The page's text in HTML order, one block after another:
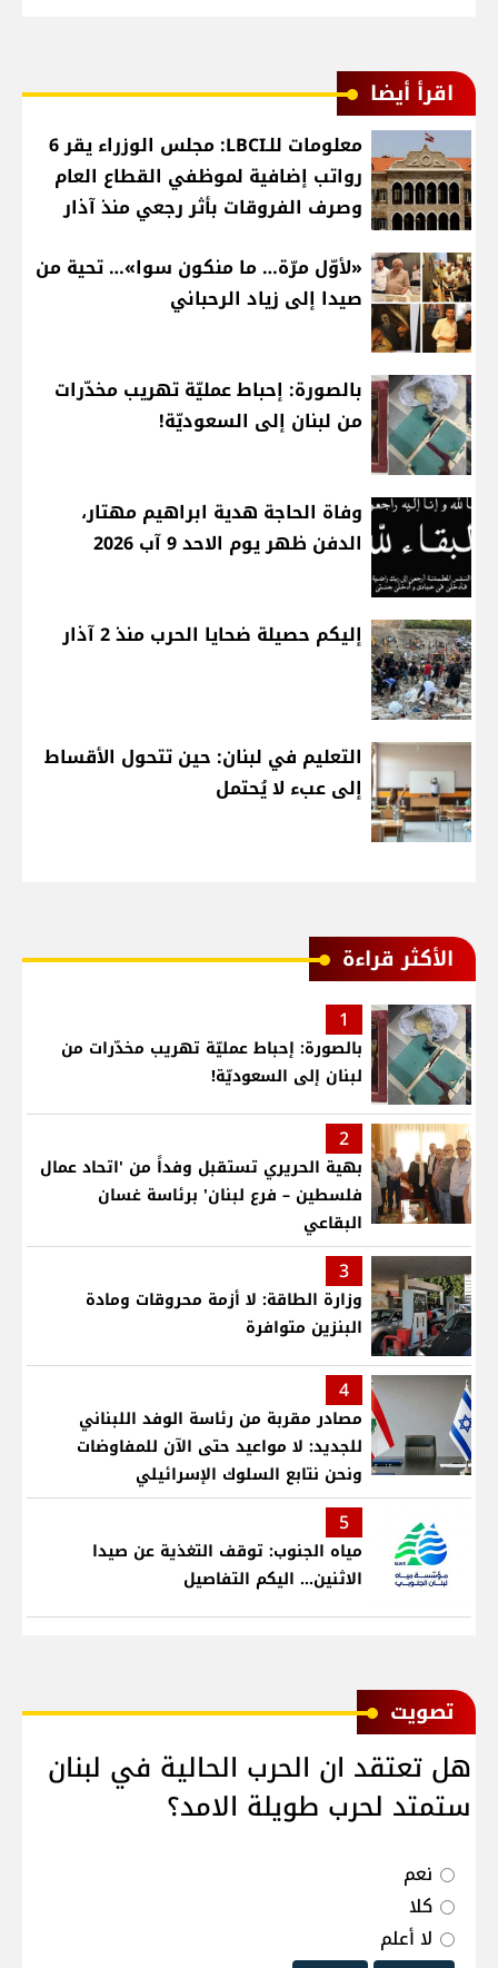
اقرأ أيضا
معلومات للـLBCI: مجلس الوزراء يقر 6
رواتب إضافية لموظفي القطاع العام
وصرف الفروقات بأثر رجعي منذ آذار
«لأوّل مرّة… ما منكون سوا»… تحية من
صيدا إلى زياد الرحباني
بالصورة: إحباط عمليّة تهريب مخدّرات
من لبنان إلى السعوديّة!
وفاة الحاجة هدية ابراهيم مهتار،
الدفن ظهر يوم الاحد 9 آب 2026
إليكم حصيلة ضحايا الحرب منذ 2 آذار
التعليم في لبنان: حين تتحول الأقساط
إلى عبء لا يُحتمل
الأكثر قراءة
1
بالصورة: إحباط عمليّة تهريب مخدّرات من
لبنان إلى السعوديّة!
2
بهية الحريري تستقبل وفداً من 'اتحاد عمال
فلسطين – فرع لبنان' برئاسة غسان
البقاعي
3
وزارة الطاقة: لا أزمة محروقات ومادة
البنزين متوافرة
4
مصادر مقربة من رئاسة الوفد اللبناني
للجديد: لا مواعيد حتى الآن للمفاوضات
ونحن نتابع السلوك الإسرائيلي
5
مياه الجنوب: توقف التغذية عن صيدا
الاثنين... اليكم التفاصيل
ﺗﺼﻮﻳﺖ
هل تعتقد ان الحرب الحالية في لبنان
ستمتد لحرب طويلة الامد؟
نعم
كلا
لا أعلم